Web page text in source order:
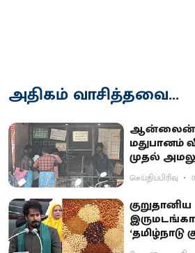
அதிகம் வாசித்தவை...
ஆன்லைன்,
மதுபானம்
முதல்
செய்திப்பிரிவு